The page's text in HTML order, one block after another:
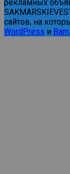
рекламных
сайтов, на
WordPress и Bam.